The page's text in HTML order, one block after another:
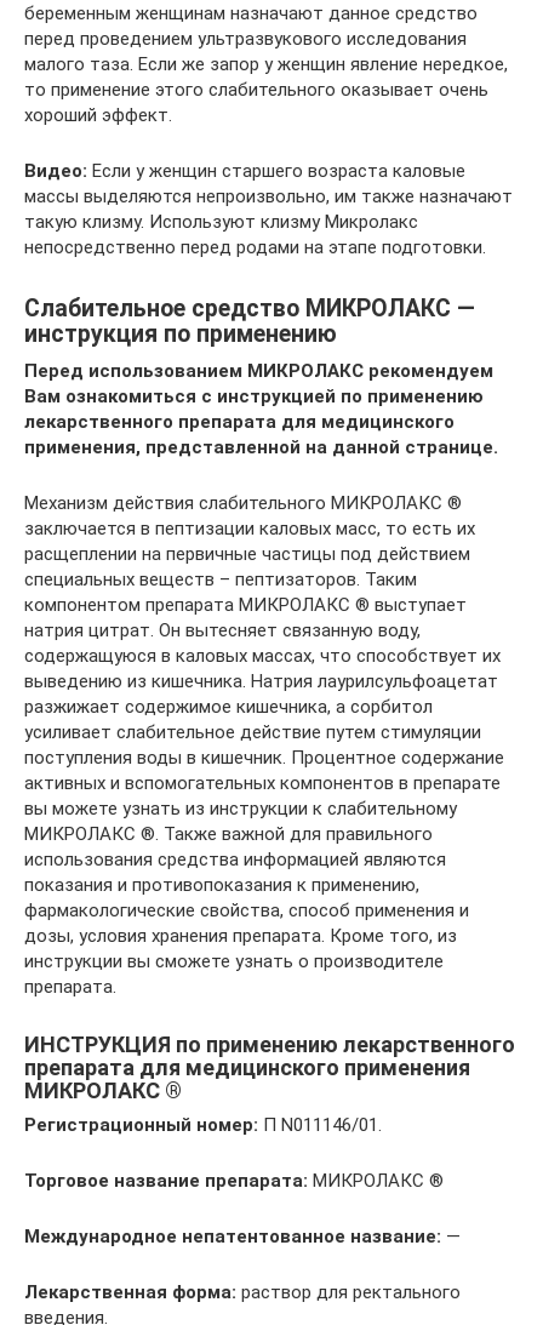
беременным женщинам назначают данное средство
перед проведением ультразвукового исследования
малого таза. Если же запор у женщин явление нередкое,
то применение этого слабительного оказывает очень
хороший эффект.
Видео: Если у женщин старшего возраста каловые
массы выделяются непроизвольно, им также назначают
такую клизму. Используют клизму Микролакс
непосредственно перед родами на этапе подготовки.
Слабительное средство МИКРОЛАКС —
инструкция по применению
Перед использованием МИКРОЛАКС рекомендуем
Вам ознакомиться с инструкцией по применению
лекарственного препарата для медицинского
применения, представленной на данной странице.
Механизм действия слабительного МИКРОЛАКС ®
заключается в пептизации каловых масс, то есть их
расщеплении на первичные частицы под действием
специальных веществ – пептизаторов. Таким
компонентом препарата МИКРОЛАКС ® выступает
натрия цитрат. Он вытесняет связанную воду,
содержащуюся в каловых массах, что способствует их
выведению из кишечника. Натрия лаурилсульфоацетат
разжижает содержимое кишечника, а сорбитол
усиливает слабительное действие путем стимуляции
поступления воды в кишечник. Процентное содержание
активных и вспомогательных компонентов в препарате
вы можете узнать из инструкции к слабительному
МИКРОЛАКС ®. Также важной для правильного
использования средства информацией являются
показания и противопоказания к применению,
фармакологические свойства, способ применения и
дозы, условия хранения препарата. Кроме того, из
инструкции вы сможете узнать о производителе
препарата.
ИНСТРУКЦИЯ по применению лекарственного
препарата для медицинского применения
МИКРОЛАКС ®
Регистрационный номер: П N011146/01.
Торговое название препарата: МИКРОЛАКС ®
Международное непатентованное название: —
Лекарственная форма: раствор для ректального
введения.